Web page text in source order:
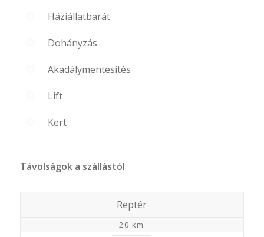
Háziállatbarát
Dohányzás
Akadálymentesítés
Lift
Kert
Távolságok a szállástól
Reptér
20 km